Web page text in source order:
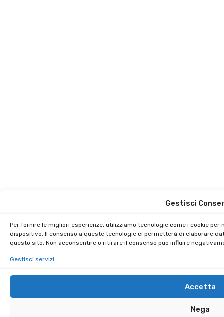
Gestisci
Per fornire le migliori esperienze, utilizziamo tecnologie come i cookie
dispositivo. Il consenso a queste tecnologie ci permetterà di elaborare
questo sito. Non acconsentire o ritirare il consenso può influire
Gestisci servizi
Accetta
Nega